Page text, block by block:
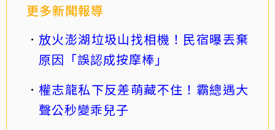
更多新聞報導
放火澎湖垃圾山找相機！民宿曝丟棄
原因「誤認成按摩棒」
權志龍私下反差萌藏不住！霸總遇大
聲公秒變乖兒子